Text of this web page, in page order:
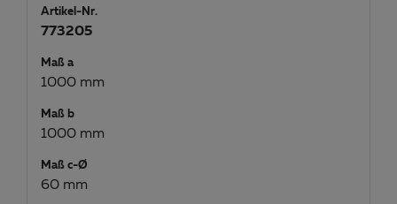
Artikel-Nr.
773205
Maß a
1000 mm
Maß b
1000 mm
Maß c-Ø
60 mm